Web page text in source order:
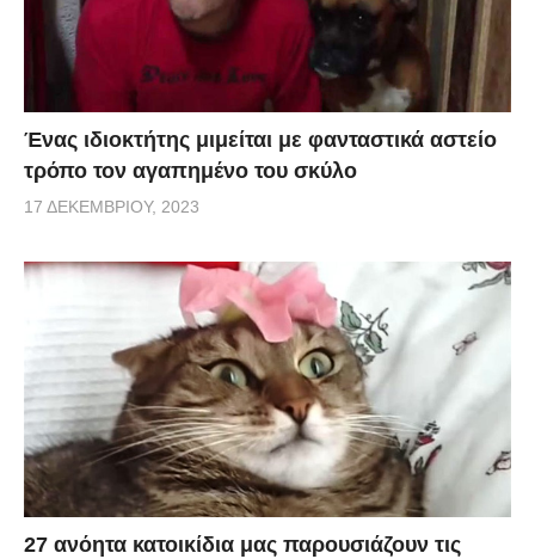
Ένας ιδιοκτήτης μιμείται με φανταστικά αστείο
τρόπο τον αγαπημένο του σκύλο
17 ΔΕΚΕΜΒΡΊΟΥ, 2023
27 ανόητα κατοικίδια μας παρουσιάζουν τις